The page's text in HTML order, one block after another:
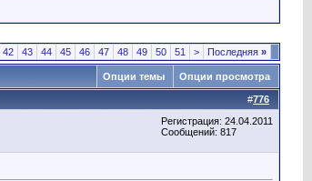
42 43 44 45 46 47 48 49 50 51 > Последняя »
Опции темы Опции просмотра
#776
Регистрация: 24.04.2011
Сообщений: 817